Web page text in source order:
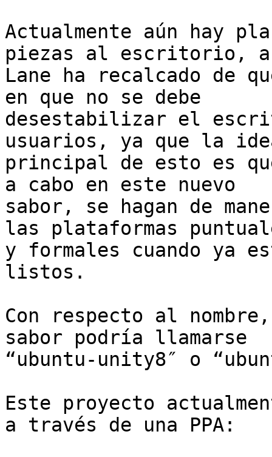
Actualmente aún hay
piezas al escritorio,
Lane ha recalcado de
en que no se debe
desestabilizar el
usuarios, ya que la
principal de esto es
a cabo en este nuevo
sabor, se hagan de
las plataformas
y formales cuando ya
listos.
Con respecto al
sabor podría llamarse
“ubuntu-unity8″ o
Este proyecto
a través de una PPA: